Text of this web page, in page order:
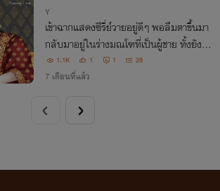
Y
เข้าฉากแสดงซีรี่ย์วายอยู่ดีๆ พอลืมตาขึ้นมา
กลับมาอยู่ในร่างมณโฑที่เป็นผู้ชาย ทั้งยังต้อ
งมามีผัวและมีลูก ตามเนื้อเรื่องในรามเกียรติ์
1.1K 1 1 28
7 เดือนที่แล้ว